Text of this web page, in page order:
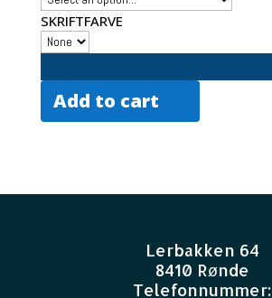
SKRIFTFARVE
Add to cart
Lerbakken 64
8410 Rønde
Telefonnummer: